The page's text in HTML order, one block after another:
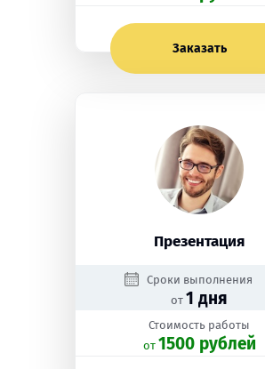
Заказать
Презентация
Сроки выполнения
от 1 дня
Стоимость работы
oт 1500 рублей